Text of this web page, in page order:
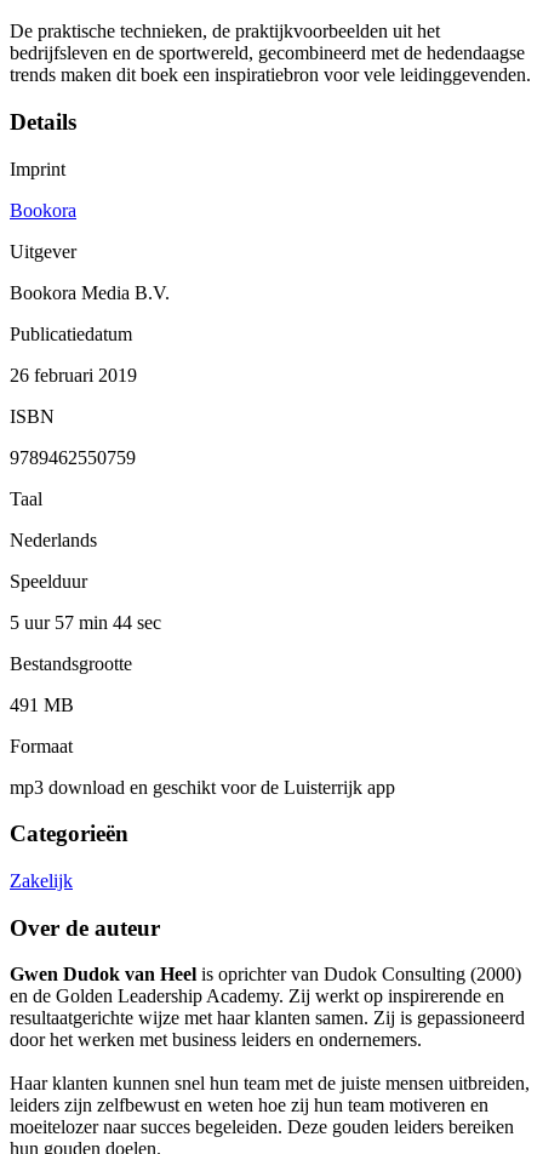
De praktische technieken, de praktijkvoorbeelden uit het
bedrijfsleven en de sportwereld, gecombineerd met de hedendaagse
trends maken dit boek een inspiratiebron voor vele leidinggevenden.
Details
Imprint
Bookora
Uitgever
Bookora Media B.V.
Publicatiedatum
26 februari 2019
ISBN
9789462550759
Taal
Nederlands
Speelduur
5 uur 57 min 44 sec
Bestandsgrootte
491 MB
Formaat
mp3 download en geschikt voor de Luisterrijk app
Categorieën
Zakelijk
Over de auteur
Gwen Dudok van Heel is oprichter van Dudok Consulting (2000)
en de Golden Leadership Academy. Zij werkt op inspirerende en
resultaatgerichte wijze met haar klanten samen. Zij is gepassioneerd
door het werken met business leiders en ondernemers.
Haar klanten kunnen snel hun team met de juiste mensen uitbreiden,
leiders zijn zelfbewust en weten hoe zij hun team motiveren en
moeitelozer naar succes begeleiden. Deze gouden leiders bereiken
hun gouden doelen.